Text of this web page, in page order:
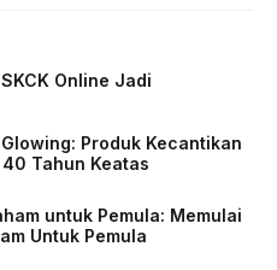
Online Jadi
Produk Kecantikan
Tahun Keatas
untuk Pemula: Memulai
Untuk Pemula